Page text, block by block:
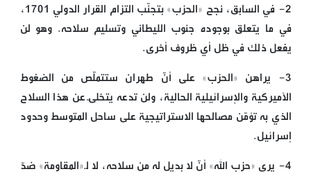
2- في السابق، نجح «الحزب» بتجنّب التزام القرار الدولي 1701،
في ما يتعلق بوجوده جنوب الليطاني وتسليم سلاحه. وهو لن
يفعل ذلك في ظل أي ظروف أخرى.
3- يراهن «الحزب» على أنّ طهران ستتملّص من الضغوط
الأميركية والإسرائيلية الحالية، ولن تدعه يتخلّى عن هذا السلاح
الذي به تؤمّن مصالحها الاستراتيجية على ساحل المتوسط وحدود
إسرائيل.
4- يرى «حزب الله» أنّ لا بديل له من سلاحه، لا لـ«المقاومة» ضدّ